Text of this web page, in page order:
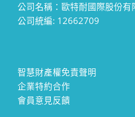
公司名稱：歐特耐國際股份有
公司統編: 12662709
智慧財產權免責聲明
企業特約合作
會員意見反饋